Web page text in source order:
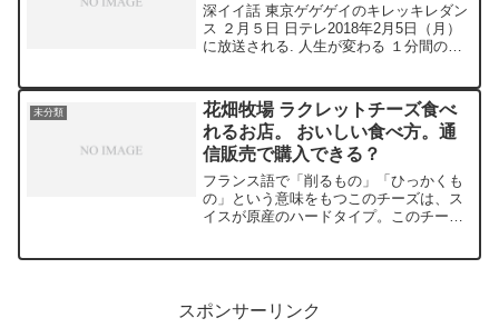
深イイ話 東京ゲゲゲイのキレッキレダン
ス ２月５日 日テレ2018年2月5日（月）
に放送される. 人生が変わる １分間の深
ーとして東京 ゲゲゲいさんが登場すると
いう...
未分類
花畑牧場 ラクレットチーズ食べ
れるお店。 おいしい食べ方。通
信販売で購入できる？
フランス語で「削るもの」「ひっかくも
の」という意味をもつこのチーズは、ス
イスが原産のハードタイプ。このチーズ
スポンサーリンク